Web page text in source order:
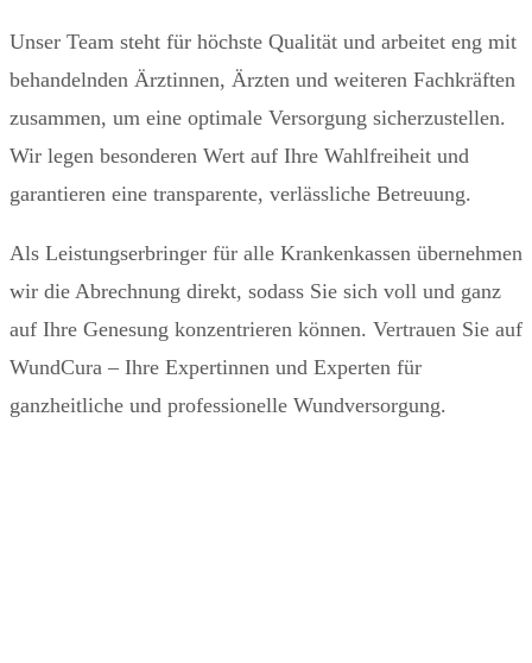
Unser Team steht für höchste Qualität und arbeitet eng mit
behandelnden Ärztinnen, Ärzten und weiteren Fachkräften
zusammen, um eine optimale Versorgung sicherzustellen.
Wir legen besonderen Wert auf Ihre Wahlfreiheit und
garantieren eine transparente, verlässliche Betreuung.
Als Leistungserbringer für alle Krankenkassen übernehmen
wir die Abrechnung direkt, sodass Sie sich voll und ganz
auf Ihre Genesung konzentrieren können. Vertrauen Sie auf
WundCura – Ihre Expertinnen und Experten für
ganzheitliche und professionelle Wundversorgung.